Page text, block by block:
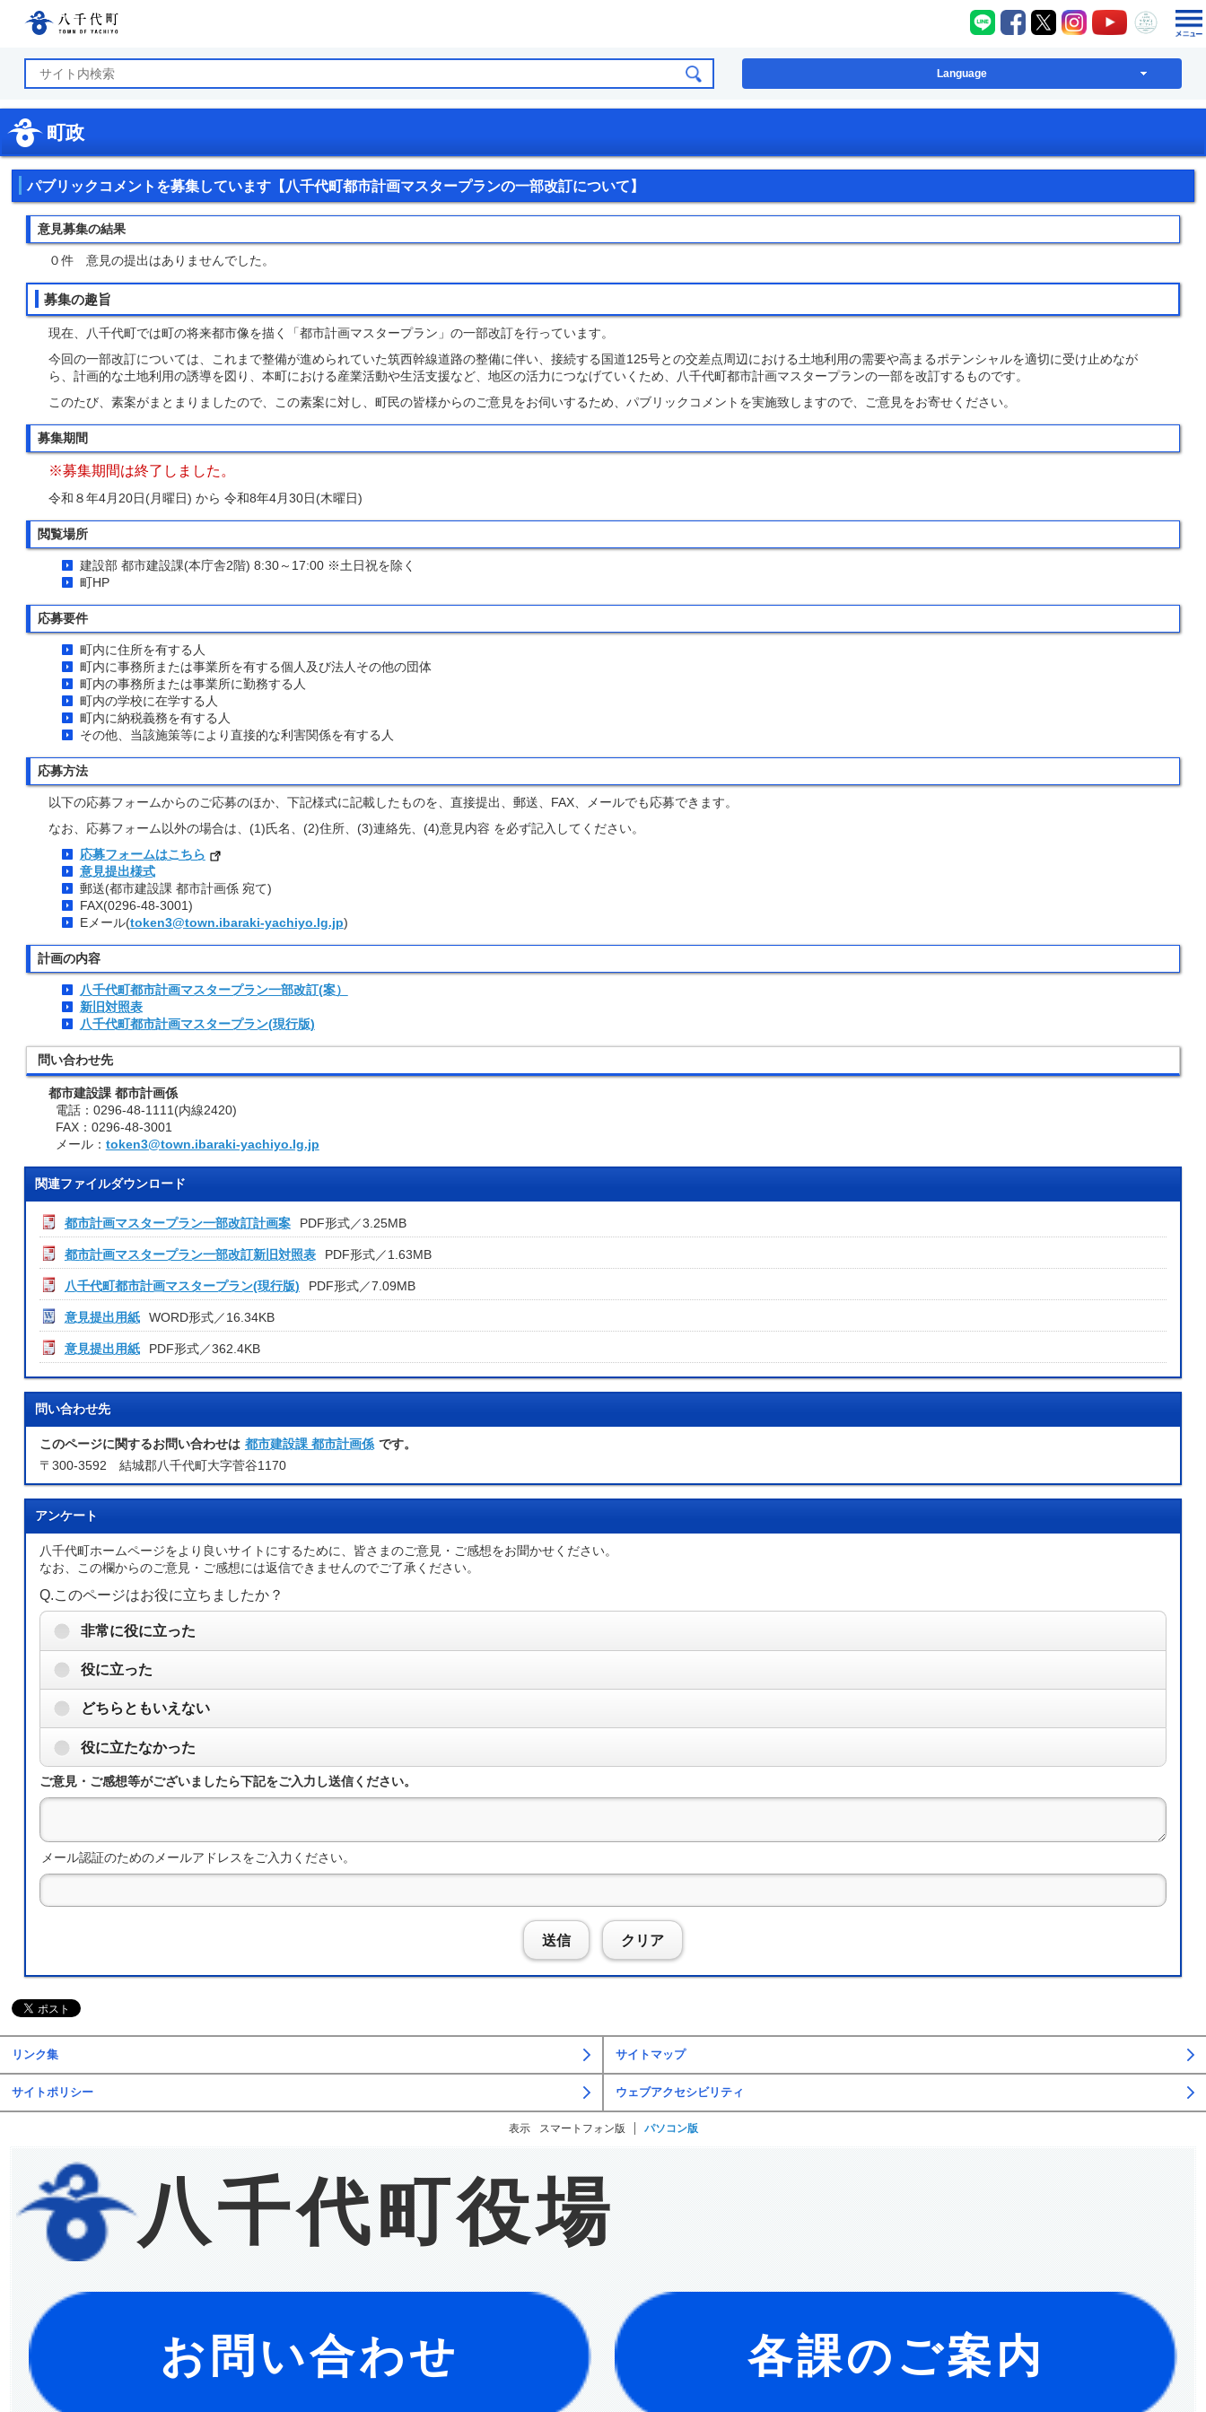
八千代町LINE
八千代町Facebook
八千代町X八千代町Instagram
八千代町八千代
Language
町政
パブリックコメントを募集しています【八千代町都市計画マスタープランの一部改訂について】
意見募集の結果
０件 意見の提出はありませんでした。
募集の趣旨
現在、八千代町では町の将来都市像を描く「都市計画マスタープラン」の一部改訂を行っています。
今回の一部改訂については、これまで整備が進められていた筑西幹線道路の整備に伴い、接続する国道125号との交差点周辺における土地利用の需要や高まるポテンシャルを適切に受け止めなが
ら、計画的な土地利用の誘導を図り、本町における産業活動や生活支援など、地区の活力につなげていくため、八千代町都市計画マスタープランの一部を改訂するものです。
このたび、素案がまとまりましたので、この素案に対し、町民の皆様からのご意見をお伺いするため、パブリックコメントを実施致しますので、ご意見をお寄せください。
募集期間
※募集期間は終了しました。
令和８年4月20日(月曜日) から 令和8年4月30日(木曜日)
閲覧場所
建設部 都市建設課(本庁舎2階) 8:30～17:00 ※土日祝を除く
町HP
応募要件
町内に住所を有する人
町内に事務所または事業所を有する個人及び法人その他の団体
町内の事務所または事業所に勤務する人
町内の学校に在学する人
町内に納税義務を有する人
その他、当該施策等により直接的な利害関係を有する人
応募方法
以下の応募フォームからのご応募のほか、下記様式に記載したものを、直接提出、郵送、FAX、メールでも応募できます。
なお、応募フォーム以外の場合は、(1)氏名、(2)住所、(3)連絡先、(4)意見内容 を必ず記入してください。
応募フォームはこちら
意見提出様式
郵送(都市建設課 都市計画係 宛て)
FAX(0296-48-3001)
Eメール(token3@town.ibaraki-yachiyo.lg.jp)
計画の内容
八千代町都市計画マスタープラン一部改訂(案）
新旧対照表
八千代町都市計画マスタープラン(現行版)
問い合わせ先
都市建設課 都市計画係
電話：0296-48-1111(内線2420)
FAX：0296-48-3001
メール： token3@town.ibaraki-yachiyo.lg.jp
関連ファイルダウンロード
都市計画マスタープラン一部改訂計画案 PDF形式／3.25MB
都市計画マスタープラン一部改訂新旧対照表 PDF形式／1.63MB
八千代町都市計画マスタープラン(現行版) PDF形式／7.09MB
意見提出用紙 WORD形式／16.34KB
意見提出用紙 PDF形式／362.4KB
問い合わせ先
このページに関するお問い合わせは 都市建設課 都市計画係 です。
〒300-3592 結城郡八千代町大字菅谷1170
アンケート
八千代町ホームページをより良いサイトにするために、皆さまのご意見・ご感想をお聞かせください。
なお、この欄からのご意見・ご感想には返信できませんのでご了承ください。
Q.このページはお役に立ちましたか？
非常に役に立った
役に立った
どちらともいえない
役に立たなかった
ご意見・ご感想等がございましたら下記をご入力し送信ください。
メール認証のためのメールアドレスをご入力ください。
送信 クリア
リンク集 サイトマップ
サイトポリシー ウェブアクセシビリティ
表示 スマートフォン版 パソコン版
八千代町役場
お問い合わせ 各課のご案内